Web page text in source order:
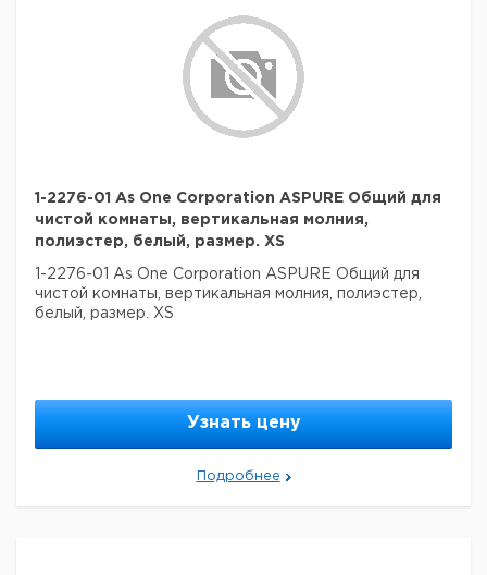
1-2276-01 As One Corporation ASPURE Общий для
чистой комнаты, вертикальная молния,
полиэстер, белый, размер. XS
1-2276-01 As One Corporation ASPURE Общий для
чистой комнаты, вертикальная молния, полиэстер,
белый, размер. XS
Узнать цену
Подробнее